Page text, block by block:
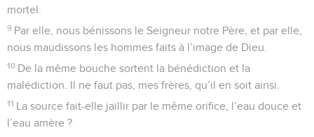
Purifiez vos mains, pécheurs, et nettoyez vos cœurs, âmes
partagées.
9 Reconnaissez votre misère, menez deuil, pleurez ; que
votre rire se change en deuil, et votre joie en tristesse.
10 Humiliez-vous devant le Seigneur, et il vous élèvera.
Ne pas juger un frère